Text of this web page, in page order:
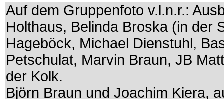
Auf dem Gruppenfoto v.l.n.r.:
Holthaus, Belinda Broska (in der
Hageböck, Michael Dienstuhl,
Petschulat, Marvin Braun, JB
der Kolk.
Björn Braun und Joachim Kiera,